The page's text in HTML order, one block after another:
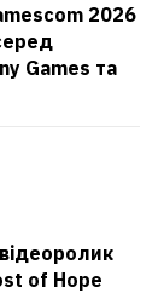
2026
Games та
of Hope